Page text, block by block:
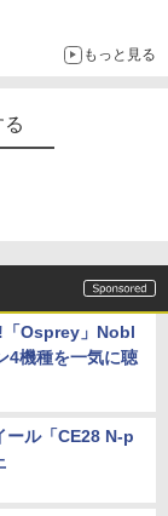
もっと見る
「Osprey」Nobl
4機種を一気に聴
ール「CE28 N-p